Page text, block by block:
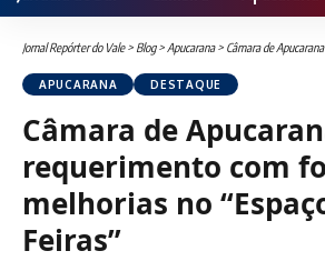
Jornal Repórter do Vale> Blog>Apucarana> Câmara de Apucarana aprova
APUCARANA DESTAQUE
Câmara de
requerimento com
melhorias no
Feiras”